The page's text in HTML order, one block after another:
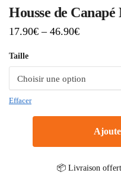
Housse de Canapé
17.90€ – 46.90€
Taille
Effacer
📦 Livraison